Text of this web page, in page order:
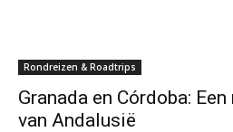
Rondreizen & Roadtrips
Granada en Córdoba:
van Andalusië